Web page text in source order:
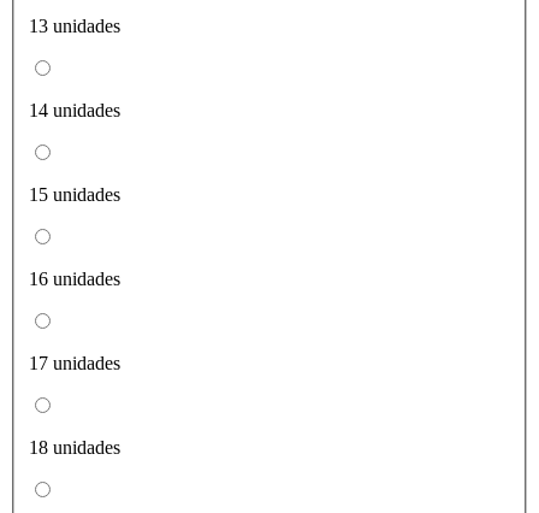
13 unidades
14 unidades
15 unidades
16 unidades
17 unidades
18 unidades